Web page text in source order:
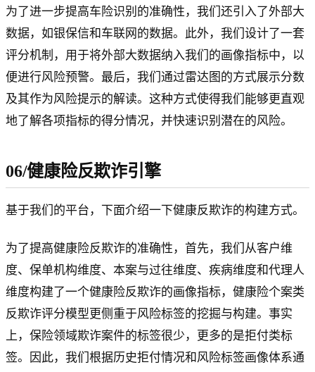
为了进一步提高车险识别的准确性，我们还引入了外部大
数据，如银保信和车联网的数据。此外，我们设计了一套
评分机制，用于将外部大数据纳入我们的画像指标中，以
便进行风险预警。最后，我们通过雷达图的方式展示分数
及其作为风险提示的解读。这种方式使得我们能够更直观
地了解各项指标的得分情况，并快速识别潜在的风险。
06/健康险反欺诈引擎
基于我们的平台，下面介绍一下健康反欺诈的构建方式。
为了提高健康险反欺诈的准确性，首先，我们从客户维
度、保单机构维度、本案与过往维度、疾病维度和代理人
维度构建了一个健康险反欺诈的画像指标，健康险个案类
反欺诈评分模型更侧重于风险标签的挖掘与构建。事实
上，保险领域欺诈案件的标签很少，更多的是拒付类标
签。因此，我们根据历史拒付情况和风险标签画像体系通